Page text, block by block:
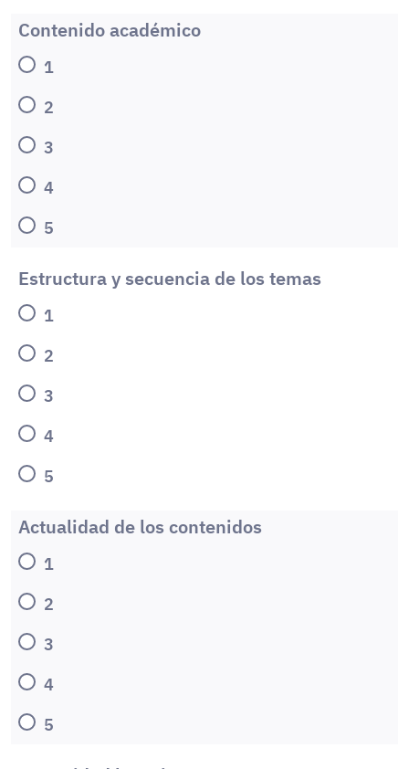
Contenido académico
1
2
3
4
5
Estructura y secuencia de los temas
1
2
3
4
5
Actualidad de los contenidos
1
2
3
4
5